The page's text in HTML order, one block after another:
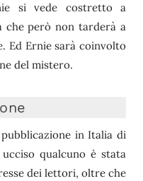
si vede costretto a
che però non tarderà a
Ed Ernie sarà coinvolto
del mistero.
in Italia di
qualcuno è stata
dei lettori, oltre che